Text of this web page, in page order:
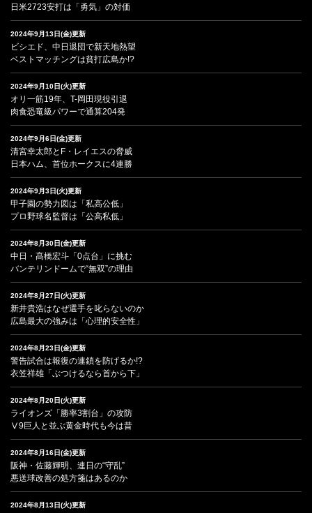
日米2723安打は「勇気」の対価
2024年9月13日(金)更新
ビシエド、中日退団で新天地熱望
ベストマッチングは貧打広島か!?
2024年9月10日(火)更新
オリ一筋19年、T-岡田現役引退
肉食恐竜級パワーで通算204発
2024年9月6日(金)更新
清宮幸太郎とF・レイエスの脅威
日本ハム、首位ホークスに4連勝
2024年9月3日(火)更新
甲子園の勢力図は「私高公低」
プロ野球名監督は「公高私低」
2024年8月30日(金)更新
中日・髙橋宏斗「0点台」に挑む
バンテリンドームで“無双”の理由
2024年8月27日(火)更新
新井貴浩はなぜ選手を叱らないのか
広島最大の強みは「心理的安全性」
2024年8月23日(金)更新
警告試合は報復の連鎖を防げるか!?
衣笠祥雄「ぶつけるなら首から下」
2024年8月20日(火)更新
ライオンズ「勝率3割台」の攻防
Ⅴ9巨人と並ぶ黄金時代も今は昔
2024年8月16日(金)更新
阪神・佐藤輝明、連日の“守乱”
悪送球改善の処方箋はあるのか
2024年8月13日(火)更新